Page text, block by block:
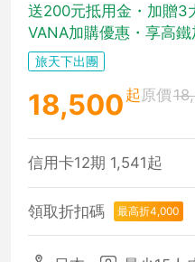
送200元抵用金・加贈3
VANA加購優惠・享高
旅天下出團
18,500 起原價
信用卡12期 1,541起
領取折扣碼 最高折4,000